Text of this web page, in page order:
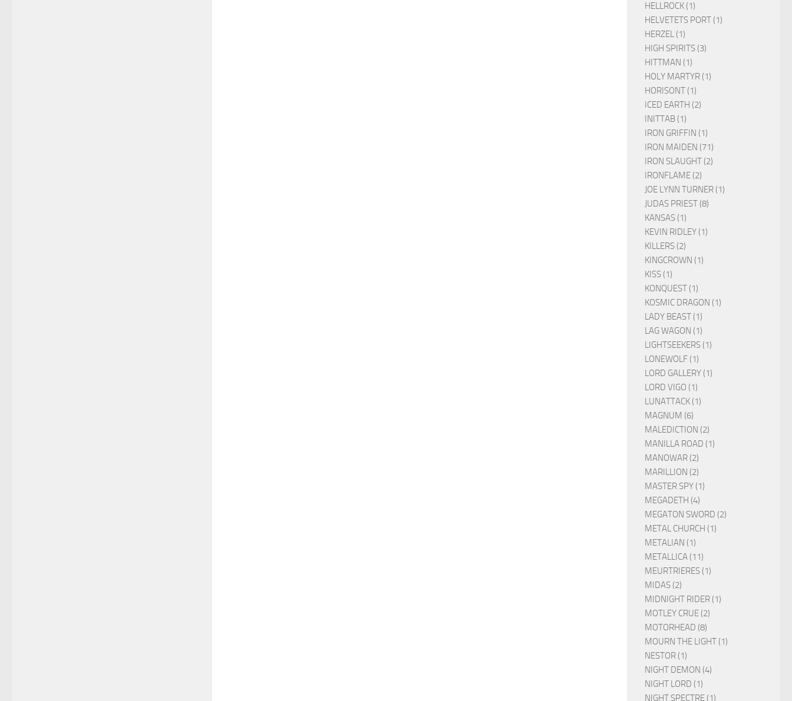
HELLROCK (1)
HELVETETS PORT (1)
HERZEL (1)
HIGH SPIRITS (3)
HITTMAN (1)
HOLY MARTYR (1)
HORISONT (1)
ICED EARTH (2)
INITTAB (1)
IRON GRIFFIN (1)
IRON MAIDEN (71)
IRON SLAUGHT (2)
IRONFLAME (2)
JOE LYNN TURNER (1)
JUDAS PRIEST (8)
KANSAS (1)
KEVIN RIDLEY (1)
KILLERS (2)
KINGCROWN (1)
KISS (1)
KONQUEST (1)
KOSMIC DRAGON (1)
LADY BEAST (1)
LAG WAGON (1)
LIGHTSEEKERS (1)
LONEWOLF (1)
LORD GALLERY (1)
LORD VIGO (1)
LUNATTACK (1)
MAGNUM (6)
MALEDICTION (2)
MANILLA ROAD (1)
MANOWAR (2)
MARILLION (2)
MASTER SPY (1)
MEGADETH (4)
MEGATON SWORD (2)
METAL CHURCH (1)
METALIAN (1)
METALLICA (11)
MEURTRIERES (1)
MIDAS (2)
MIDNIGHT RIDER (1)
MOTLEY CRUE (2)
MOTORHEAD (8)
MOURN THE LIGHT (1)
NESTOR (1)
NIGHT DEMON (4)
NIGHT LORD (1)
NIGHT SPECTRE (1)